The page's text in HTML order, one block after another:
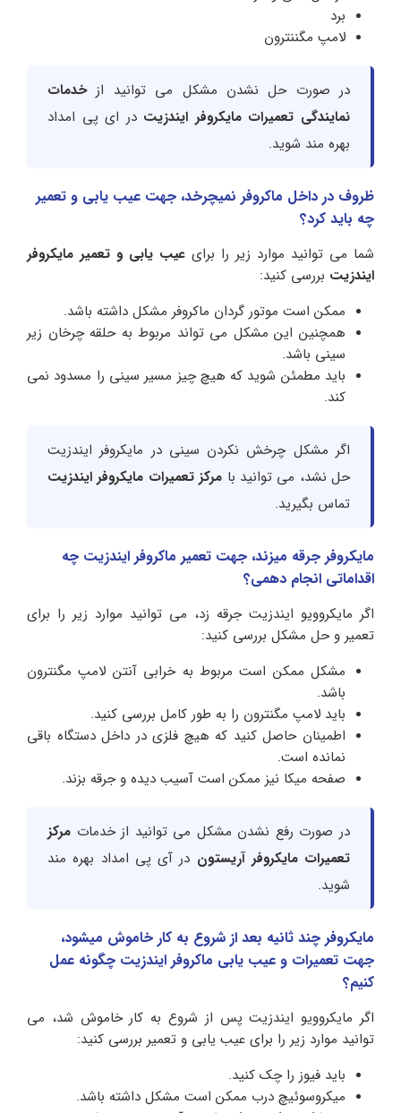
برد
لامپ مگننترون
در صورت حل نشدن مشکل می توانید ازخدمات
نمایندگی تعمیرات مایکروفر ایندزیت در ای پی امداد
بهره مند شوید.
ظروف در داخل ماکروفر نمیچرخد، جهت عیب یابی و تعمیر
چه باید کرد؟
شما می توانید موارد زیر را برای عیب یابی و تعمیر مایکروفر
ایندزیت بررسی کنید:
ممکن است موتور گردان ماکروفر مشکل داشته باشد.
همچنین این مشکل می تواند مربوط به حلقه چرخان زیر
سینی باشد.
باید مطمئن شوید که هیچ چیز مسیر سینی را مسدود نمی
کند.
اگر مشکل چرخش نکردن سینی در مایکروفر ایندزیت
حل نشد، می توانید با مرکز تعمیرات مایکروفر ایندزیت
تماس بگیرید.
مایکروفر جرقه میزند، جهت تعمیر ماکروفر ایندزیت چه
اقداماتی انجام دهمی؟
اگر مایکروویو ایندزیت جرقه زد، می توانید موارد زیر را برای
تعمیر و حل مشکل بررسی کنید:
مشکل ممکن است مربوط به خرابی آنتن لامپ مگنترون
باشد.
باید لامپ مگنترون را به طور کامل بررسی کنید.
اطمینان حاصل کنید که هیچ فلزی در داخل دستگاه باقی
نمانده است.
صفحه میکا نیز ممکن است آسیب دیده و جرقه بزند.
در صورت رفع نشدن مشکل می توانید از خدمات مرکز
تعمیرات مایکروفر آریستون در آی پی امداد بهره مند
شوید.
مایکروفر چند ثانیه بعد از شروع به کار خاموش میشود،
جهت تعمیرات و عیب یابی ماکروفر ایندزیت چگونه عمل
کنیم؟
اگر مایکروویو ایندزیت پس از شروع به کار خاموش شد، می
توانید موارد زیر را برای عیب یابی و تعمیر بررسی کنید:
باید فیوز را چک کنید.
میکروسوئیچ درب ممکن است مشکل داشته باشد.